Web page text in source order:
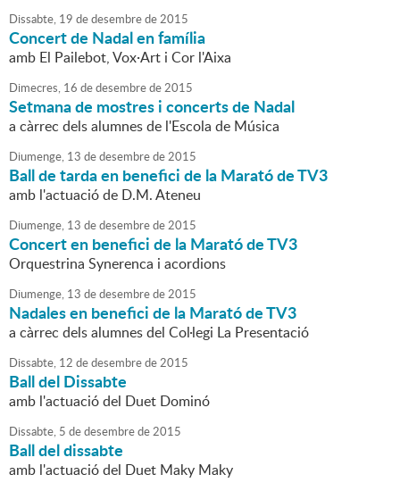
Dissabte, 19 dedesembrede2015
Concert de Nadal en família
amb El Pailebot, Vox·Art i Cor l'Aixa
Dimecres, 16 dedesembrede2015
Setmana de mostres i concerts de Nadal
a càrrec dels alumnes de l'Escola de Música
Diumenge, 13 dedesembrede2015
Ball de tarda en benefici de la Marató de TV3
amb l'actuació de D.M. Ateneu
Diumenge, 13 dedesembrede2015
Concert en benefici de la Marató de TV3
Orquestrina Synerenca i acordions
Diumenge, 13 dedesembrede2015
Nadales en benefici de la Marató de TV3
a càrrec dels alumnes del Col·legi La Presentació
Dissabte, 12 dedesembrede2015
Ball del Dissabte
amb l'actuació del Duet Dominó
Dissabte, 5 dedesembrede2015
Ball del dissabte
amb l'actuació del Duet Maky Maky